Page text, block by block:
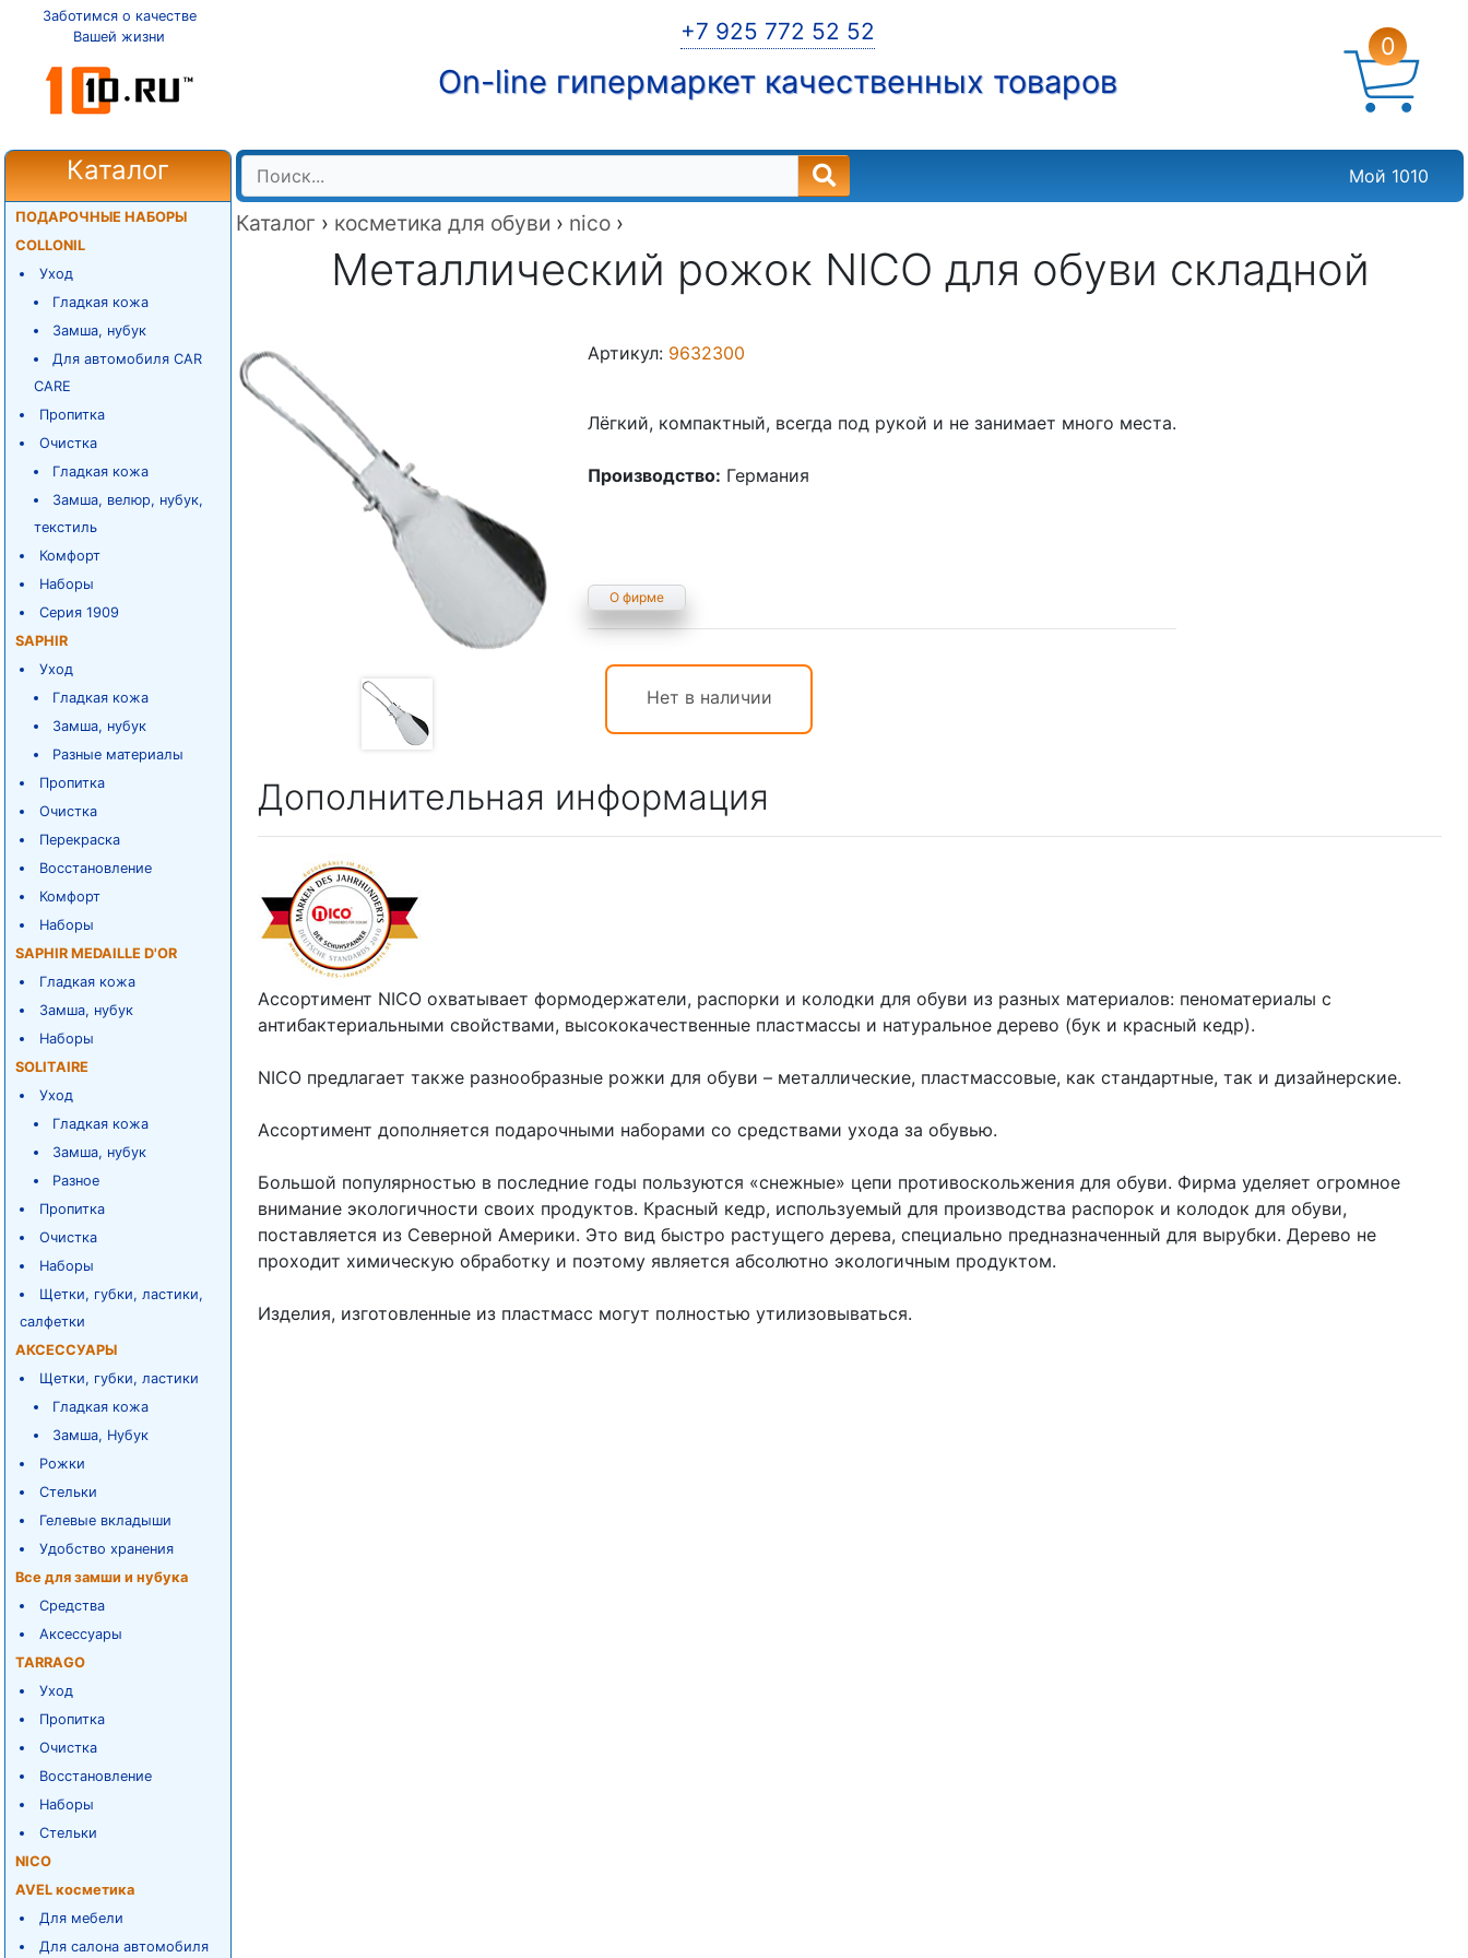
Заботимся о качестве
Вашей жизни
+7 925 772 52 52
On-line гипермаркет качественных товаров
0
Каталог
ПОДАРОЧНЫЕ НАБОРЫ
COLLONIL
Уход
Гладкая кожа
Замша, нубук
Для автомобиля CAR
CARE
Пропитка
Очистка
Гладкая кожа
Замша, велюр, нубук,
текстиль
Комфорт
Наборы
Серия 1909
SAPHIR
Уход
Гладкая кожа
Замша, нубук
Разные материалы
Пропитка
Очистка
Перекраска
Восстановление
Комфорт
Наборы
SAPHIR MEDAILLE D'OR
Гладкая кожа
Замша, нубук
Наборы
SOLITAIRE
Уход
Гладкая кожа
Замша, нубук
Разное
Пропитка
Очистка
Наборы
Щетки, губки, ластики,
салфетки
АКСЕССУАРЫ
Щетки, губки, ластики
Гладкая кожа
Замша, Нубук
Рожки
Стельки
Гелевые вкладыши
Удобство хранения
Все для замши и нубука
Средства
Аксессуары
TARRAGO
Уход
Пропитка
Очистка
Восстановление
Наборы
Стельки
NICO
AVEL косметика
Для мебели
Для салона автомобиля
Мой 1010
Каталог › косметика для обуви › nico ›
Металлический рожок NICO для обуви складной
Артикул: 9632300
Лёгкий, компактный, всегда под рукой и не занимает много места.
Производство: Германия
О фирме
Нет в наличии
Дополнительная информация
Ассортимент NICO охватывает формодержатели, распорки и колодки для обуви из разных материалов: пеноматериалы с
антибактериальными свойствами, высококачественные пластмассы и натуральное дерево (бук и красный кедр).
NICO предлагает также разнообразные рожки для обуви – металлические, пластмассовые, как стандартные, так и дизайнерские.
Ассортимент дополняется подарочными наборами со средствами ухода за обувью.
Большой популярностью в последние годы пользуются «снежные» цепи противоскольжения для обуви. Фирма уделяет огромное
внимание экологичности своих продуктов. Красный кедр, используемый для производства распорок и колодок для обуви,
поставляется из Северной Америки. Это вид быстро растущего дерева, специально предназначенный для вырубки. Дерево не
проходит химическую обработку и поэтому является абсолютно экологичным продуктом.
Изделия, изготовленные из пластмасс могут полностью утилизовываться.